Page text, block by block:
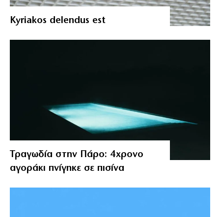
Kyriakos delendus est
Τραγωδία στην Πάρο: 4χρονο
αγοράκι πνίγηκε σε πισίνα